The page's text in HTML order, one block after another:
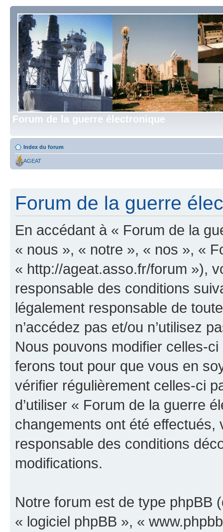
Forum de la guerre électronique
Index du forum
AGEAT
Forum de la guerre
En accédant à « Forum de la
« nous », « notre », « nos », «
« http://ageat.asso.fr/forum »),
responsable des conditions
légalement responsable de
n’accédez pas et/ou n’utilisez
Nous pouvons modifier celles-
ferons tout pour que vous en
vérifier régulièrement celles-ci
d’utiliser « Forum de la guerre
changements ont été effectués,
responsable des conditions
modifications.
Notre forum est de type phpBB
« logiciel phpBB », «